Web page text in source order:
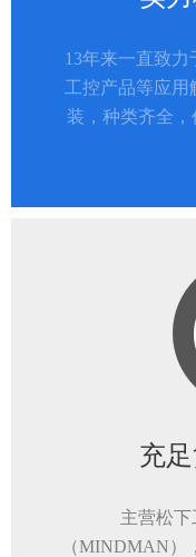
13年来一直致
工控产品等应用
装，种类齐全
充
主营松下
（MINDMAN）